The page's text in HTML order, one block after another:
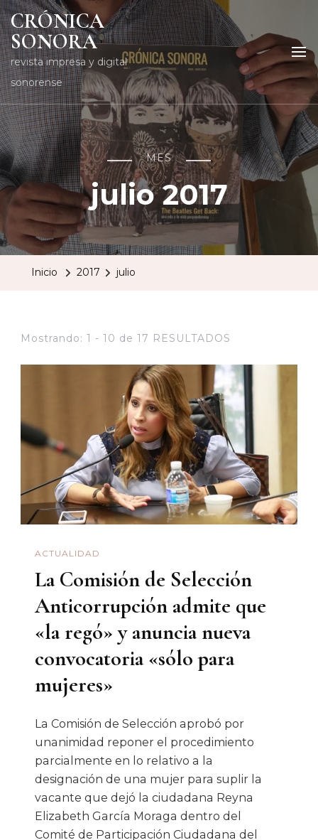
CRÓNICA
SONORA
revista impresa y digital
sonorense
MES
julio 2017
Inicio 2017 julio
Mostrando: 1 - 10 de 17 RESULTADOS
ACTUALIDAD
La Comisión de Selección
Anticorrupción admite que
«la regó» y anuncia nueva
convocatoria «sólo para
mujeres»
La Comisión de Selección aprobó por
unanimidad reponer el procedimiento
parcialmente en lo relativo a la
designación de una mujer para suplir la
vacante que dejó la ciudadana Reyna
Elizabeth García Moraga dentro del
Comité de Participación Ciudadana del